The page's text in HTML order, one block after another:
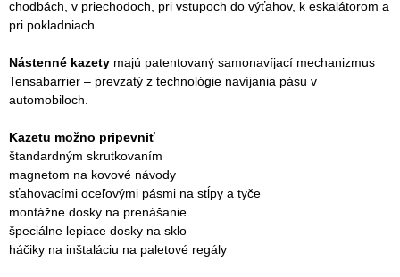
chodbách, v priechodoch, pri vstupoch do výťahov, k eskalátorom a
pri pokladniach.
Nástenné kazety majú patentovaný samonavíjací mechanizmus
Tensabarrier – prevzatý z technológie navíjania pásu v
automobiloch.
Kazetu možno pripevniť
štandardným skrutkovaním
magnetom na kovové návody
sťahovacími oceľovými pásmi na stĺpy a tyče
montážne dosky na prenášanie
špeciálne lepiace dosky na sklo
háčiky na inštaláciu na paletové regály